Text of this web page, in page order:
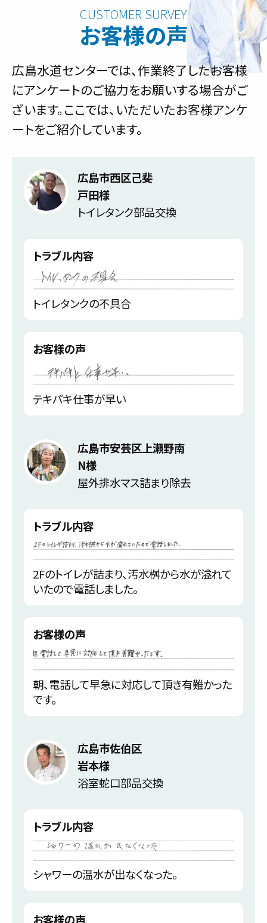
お客様の声
広島水道センターでは、作業終了したお客様
にアンケートのご協力をお願いする場合がご
ざいます。ここでは、いただいたお客様アンケ
ートをご紹介しています。
広島市西区己斐
戸田様
トイレタンク部品交換
トラブル内容
トイレタンクの不具合
お客様の声
テキパキ仕事が早い
広島市安芸区上瀬野南
N様
屋外排水マス詰まり除去
トラブル内容
2Fのトイレが詰まり、汚水桝から水が溢れて
いたので電話しました。
お客様の声
朝、電話して早急に対応して頂き有難かった
です。
広島市佐伯区
岩本様
浴室蛇口部品交換
トラブル内容
シャワーの温水が出なくなった。
お客様の声